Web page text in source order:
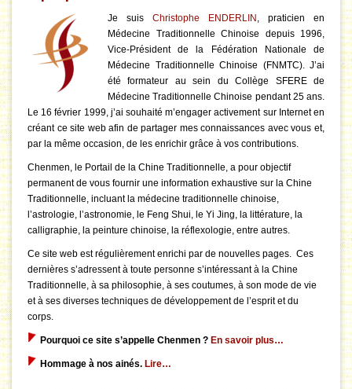
Je suis Christophe ENDERLIN , praticien en
Médecine Traditionnelle Chinoise depuis 1996,
Vice-Président de la Fédération Nationale de
Médecine Traditionnelle Chinoise (FNMTC). J’ai
été formateur au sein du Collège SFERE de
Médecine Traditionnelle Chinoise pendant 25 ans.
Le 16 février 1999, j’ai souhaité m’engager activement sur Internet en
créant ce site web afin de partager mes connaissances avec vous et,
par la même occasion, de les enrichir grâce à vos contributions.
Chenmen, le Portail de la Chine Traditionnelle, a pour objectif
permanent de vous fournir une information exhaustive sur la Chine
Traditionnelle, incluant la médecine traditionnelle chinoise,
l’astrologie, l’astronomie, le Feng Shui, le Yi Jing, la littérature, la
calligraphie, la peinture chinoise, la réflexologie, entre autres.
Ce site web est régulièrement enrichi par de nouvelles pages. Ces
dernières s’adressent à toute personne s’intéressant à la Chine
Traditionnelle, à sa philosophie, à ses coutumes, à son mode de vie
et à ses diverses techniques de développement de l’esprit et du
corps.
Pourquoi ce site s’appelle Chenmen ? En savoir plus…
Hommage à nos ainés. Lire…